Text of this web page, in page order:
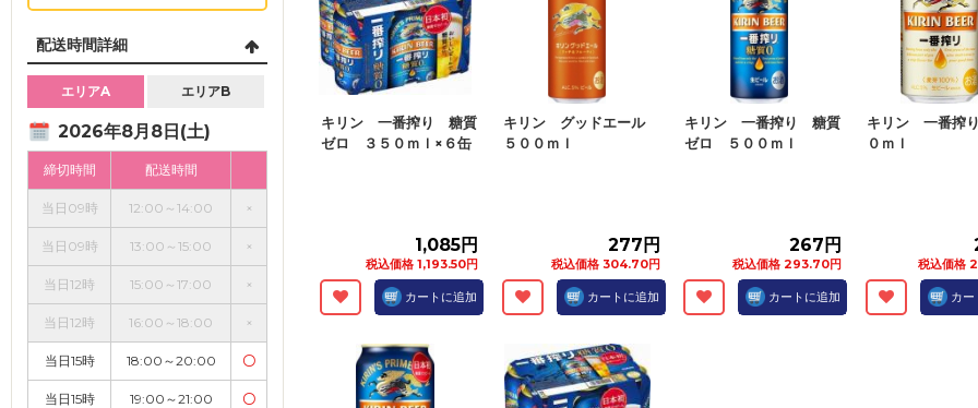
配送時間詳細
エリアA エリアB
2026年8月8日(土)
締切時間 配送時間
当日09時 12:00～14:00 ×
当日09時 13:00～15:00 ×
当日12時 15:00～17:00 ×
当日12時 16:00～18:00 ×
当日15時 18:00～20:00 〇
当日15時 19:00～21:00 〇
キリン 一番搾り 糖質
ゼロ ３５０ｍｌ×６缶
1,085円
税込価格 1,193.50円
カートに追加
キリン グッドエール
５００ｍｌ
277円
税込価格 304.70円
カートに追加
キリン 一番搾り 糖質
ゼロ ５００ｍｌ
267円
税込価格 293.70円
カートに追加
キリン 一番搾
０ｍｌ
税込価格
カー